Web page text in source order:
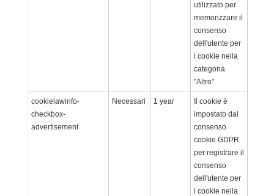
utilizzato per
memorizzare il
consenso
dell'utente per
i cookie nella
categoria
"Altro".
cookielawinfo-
checkbox-
advertisement
Necessari 1 year
Il cookie è
impostato dal
consenso
cookie GDPR
per registrare il
consenso
dell'utente per
i cookie nella